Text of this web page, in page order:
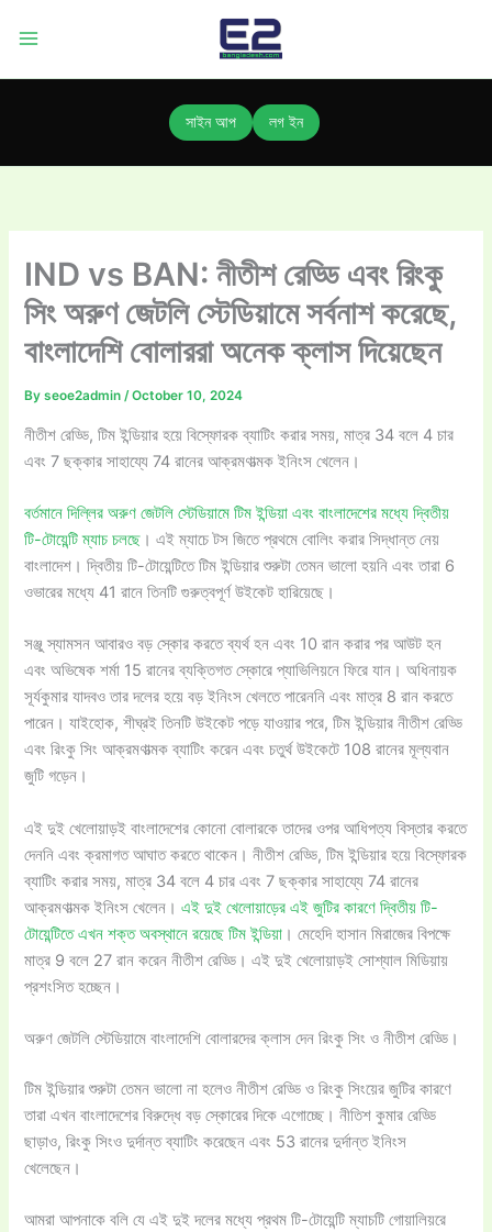
সাইন আপ লগ ইন
IND vs BAN: নীতীশ রেড্ডি এবং রিংকু
সিং অরুণ জেটলি স্টেডিয়ামে সর্বনাশ করেছে,
বাংলাদেশি বোলাররা অনেক ক্লাস দিয়েছেন
Byseoe2admin/October 10, 2024
নীতীশ রেড্ডি, টিম ইন্ডিয়ার হয়ে বিস্ফোরক ব্যাটিং করার সময়, মাত্র 34 বলে 4 চার
এবং 7 ছক্কার সাহায্যে 74 রানের আক্রমণাত্মক ইনিংস খেলেন।
বর্তমানে দিল্লির অরুণ জেটলি স্টেডিয়ামে টিম ইন্ডিয়া এবং বাংলাদেশের মধ্যে দ্বিতীয়
টি-টোয়েন্টি ম্যাচ চলছে । এই ম্যাচে টস জিতে প্রথমে বোলিং করার সিদ্ধান্ত নেয়
বাংলাদেশ। দ্বিতীয় টি-টোয়েন্টিতে টিম ইন্ডিয়ার শুরুটা তেমন ভালো হয়নি এবং তারা 6
ওভারের মধ্যে 41 রানে তিনটি গুরুত্বপূর্ণ উইকেট হারিয়েছে।
সঞ্জু স্যামসন আবারও বড় স্কোর করতে ব্যর্থ হন এবং 10 রান করার পর আউট হন
এবং অভিষেক শর্মা 15 রানের ব্যক্তিগত স্কোরে প্যাভিলিয়নে ফিরে যান। অধিনায়ক
সূর্যকুমার যাদবও তার দলের হয়ে বড় ইনিংস খেলতে পারেননি এবং মাত্র 8 রান করতে
পারেন। যাইহোক, শীঘ্রই তিনটি উইকেট পড়ে যাওয়ার পরে, টিম ইন্ডিয়ার নীতীশ রেড্ডি
এবং রিংকু সিং আক্রমণাত্মক ব্যাটিং করেন এবং চতুর্থ উইকেটে 108 রানের মূল্যবান
জুটি গড়েন।
এই দুই খেলোয়াড়ই বাংলাদেশের কোনো বোলারকে তাদের ওপর আধিপত্য বিস্তার করতে
দেননি এবং ক্রমাগত আঘাত করতে থাকেন। নীতীশ রেড্ডি, টিম ইন্ডিয়ার হয়ে বিস্ফোরক
ব্যাটিং করার সময়, মাত্র 34 বলে 4 চার এবং 7 ছক্কার সাহায্যে 74 রানের
আক্রমণাত্মক ইনিংস খেলেন।এই দুই খেলোয়াড়ের এই জুটির কারণে দ্বিতীয় টি-
টোয়েন্টিতে এখন শক্ত অবস্থানে রয়েছে টিম ইন্ডিয়া । মেহেদি হাসান মিরাজের বিপক্ষে
মাত্র 9 বলে 27 রান করেন নীতীশ রেড্ডি। এই দুই খেলোয়াড়ই সোশ্যাল মিডিয়ায়
প্রশংসিত হচ্ছেন।
অরুণ জেটলি স্টেডিয়ামে বাংলাদেশি বোলারদের ক্লাস দেন রিংকু সিং ও নীতীশ রেড্ডি।
টিম ইন্ডিয়ার শুরুটা তেমন ভালো না হলেও নীতীশ রেড্ডি ও রিংকু সিংয়ের জুটির কারণে
তারা এখন বাংলাদেশের বিরুদ্ধে বড় স্কোরের দিকে এগোচ্ছে। নীতিশ কুমার রেড্ডি
ছাড়াও, রিংকু সিংও দুর্দান্ত ব্যাটিং করেছেন এবং 53 রানের দুর্দান্ত ইনিংস
খেলেছেন।
আমরা আপনাকে বলি যে এই দুই দলের মধ্যে প্রথম টি-টোয়েন্টি ম্যাচটি গোয়ালিয়রে